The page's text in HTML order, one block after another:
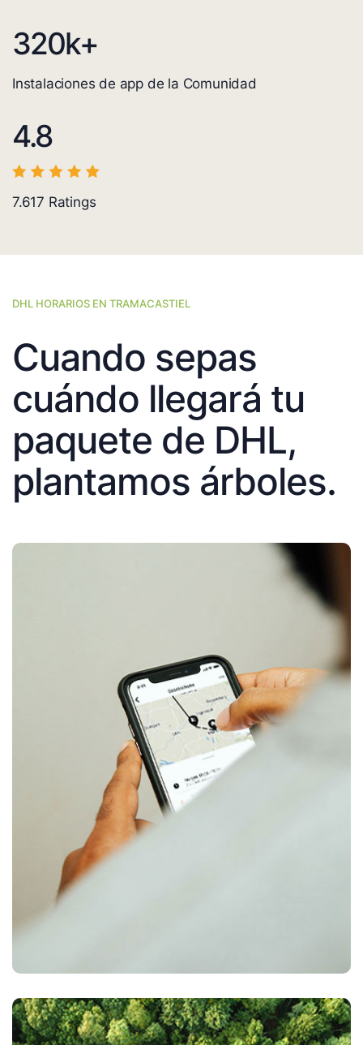
320k+
Instalaciones de app de la Comunidad
4.8
7.617 Ratings
DHL HORARIOS EN TRAMACASTIEL
Cuando sepas
cuándo llegará tu
paquete de DHL,
plantamos árboles.